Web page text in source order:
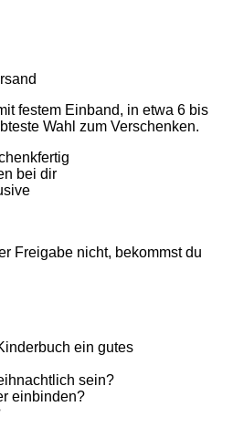
festem Einband, in etwa 6 bis
Wahl zum Verschenken.
bei dir
Freigabe nicht, bekommst du
ein gutes
sein?
einbinden?